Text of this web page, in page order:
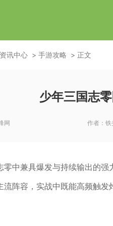
资讯中心 手游攻略 正文
少年三国志
网 作者： 铁
零中兼具爆发与持续输出的
流阵容，实战中既能高频触